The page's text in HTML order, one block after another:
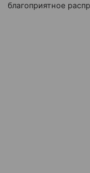
благоприятное